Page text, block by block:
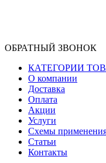
ОБРАТНЫЙ ЗВОНОК
КАТЕГОРИИ
О компании
Доставка
Оплата
Акции
Услуги
Схемы
Статьи
Контакты